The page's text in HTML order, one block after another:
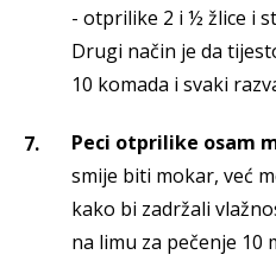
- otprilike 2 i ½ žlice i
Drugi način je da
10 komada i svaki
Peci otprilike osam
smije biti mokar, već
kako bi zadržali
na limu za pečenje 10